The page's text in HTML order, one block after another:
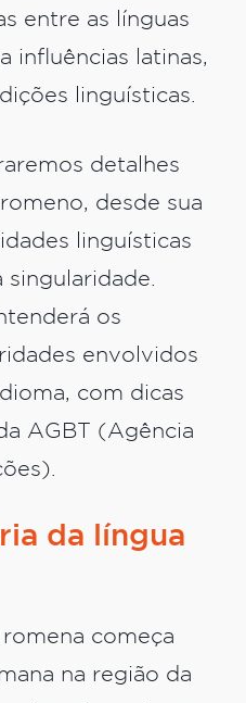
entre as línguas
influências latinas,
linguísticas.
detalhes
desde sua
linguísticas
singularidade.
os
envolvidos
com dicas
AGBT (Agência
da língua
começa
na região da